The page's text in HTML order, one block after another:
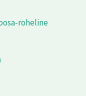
roheline